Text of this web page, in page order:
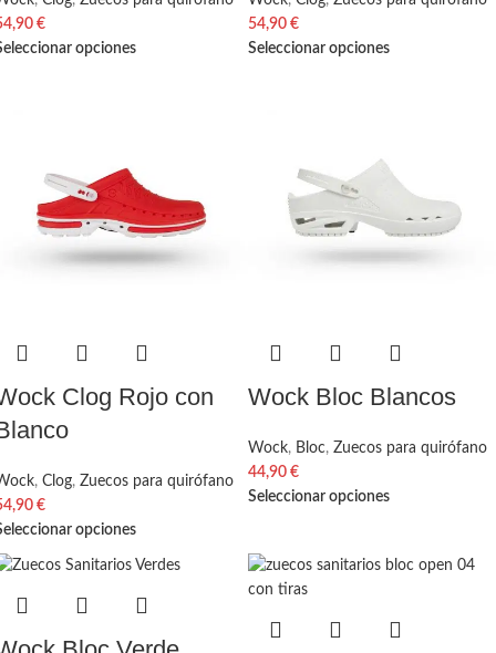
€
opciones
54,90 €
Seleccionar opciones
Clog Rojo con
, Clog, Zuecos para quirófano
€
opciones
Wock Bloc Blancos
Wock, Bloc, Zuecos para quirófano
44,90 €
Seleccionar opciones